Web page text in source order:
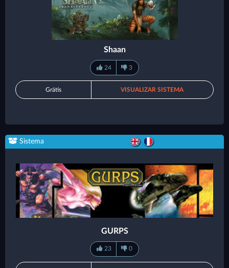
Shaan
24 3
Grátis VISUALIZAR SISTEMA
Sistema
GURPS
23 0